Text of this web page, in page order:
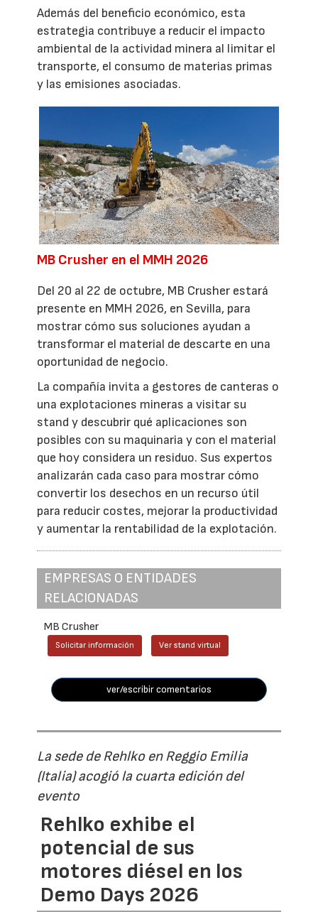
Además del beneficio económico, esta
estrategia contribuye a reducir el impacto
ambiental de la actividad minera al limitar el
transporte, el consumo de materias primas
y las emisiones asociadas.
MB Crusher en el MMH 2026
Del 20 al 22 de octubre, MB Crusher estará
presente en MMH 2026, en Sevilla, para
mostrar cómo sus soluciones ayudan a
transformar el material de descarte en una
oportunidad de negocio.
La compañía invita a gestores de canteras o
una explotaciones mineras a visitar su
stand y descubrir qué aplicaciones son
posibles con su maquinaria y con el material
que hoy considera un residuo. Sus expertos
analizarán cada caso para mostrar cómo
convertir los desechos en un recurso útil
para reducir costes, mejorar la productividad
y aumentar la rentabilidad de la explotación.
EMPRESAS O ENTIDADES
RELACIONADAS
MB Crusher
Solicitar información Ver stand virtual
ver/escribir comentarios
La sede de Rehlko en Reggio Emilia
(Italia) acogió la cuarta edición del
evento
Rehlko exhibe el
potencial de sus
motores diésel en los
Demo Days 2026